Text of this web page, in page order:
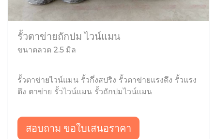
รั้วตาข่ายถักปม ไวน์แมน
ขนาดลวด 2.5 มิล
รั้วตาข่ายไวน์แมน รั้วกึ่งสปริง รั้วตาข่ายแรงดึง รั้วแรง
ดึง ตาข่าย รั้วไวน์แมน รั้วถักปมไวน์แมน
สอบถาม ขอใบเสนอราคา